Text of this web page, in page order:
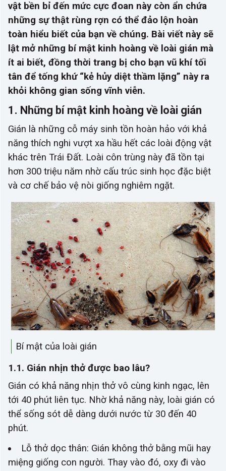
vật bền bỉ đến mức cực đoan này còn ẩn chứa
những sự thật rùng rợn có thể đảo lộn hoàn
toàn hiểu biết của bạn về chúng. Bài viết này sẽ
lật mở những bí mật kinh hoàng về loài gián mà
ít ai biết, đồng thời trang bị cho bạn vũ khí tối
tân để tống khứ “kẻ hủy diệt thầm lặng” này ra
khỏi không gian sống vĩnh viễn.
1. Những bí mật kinh hoàng về loài gián
Gián là những cỗ máy sinh tồn hoàn hảo với khả
năng thích nghi vượt xa hầu hết các loài động vật
khác trên Trái Đất. Loài côn trùng này đã tồn tại
hơn 300 triệu năm nhờ cấu trúc sinh học đặc biệt
và cơ chế bảo vệ nòi giống nghiêm ngặt.
Bí mật của loài gián
1.1. Gián nhịn thở được bao lâu?
Gián có khả năng nhịn thở vô cùng kinh ngạc, lên
tới 40 phút liên tục. Nhờ khả năng này, loài gián có
thể sống sót dễ dàng dưới nước từ 30 đến 40
phút.
Lỗ thở dọc thân: Gián không thở bằng mũi hay
miệng giống con người. Thay vào đó, oxy đi vào